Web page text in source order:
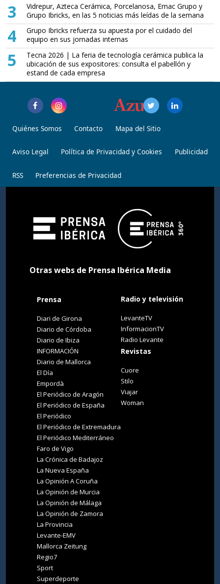
3
Vidrepur, Azteca Cerámica, Porcelanosa, Emac Grupo y
Grupo Ibricks, en las 5 noticias más leídas de la semana
4
Grupo Ibricks refuerza su apuesta por el cuidado del
equipo en sus jornadas internas
5
Tecna 2026 | La feria de tecnología cerámica publica la
ubicación de sus expositores: consulta el pabellón y
estand de cada empresa
Quiénes Somos Contacto Mapa del Sitio
Aviso Legal Política de Privacidad y Cookies Publicidad
RSS Preferencias de Privacidad
Otras webs de Prensa Ibérica Media
Prensa
Diari de Girona
Diario de Córdoba
Diario de Ibiza
INFORMACIÓN
Diario de Mallorca
El Día
Empordà
El Periódico de Aragón
El Periódico de España
El Periódico
El Periódico de Extremadura
El Periódico Mediterráneo
Faro de Vigo
La Crónica de Badajoz
La Nueva España
La Opinión A Coruña
La Opinión de Murcia
La Opinión de Málaga
La Opinión de Zamora
La Provincia
Levante-EMV
Mallorca Zeitung
Regio7
Sport
Superdeporte
Radio y televisión
LevanteTV
InformacionTV
Radio Levante
Revistas
Cuore
Stilo
Viajar
Woman